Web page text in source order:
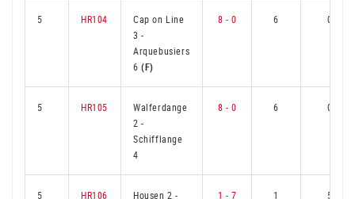
5 HR104
Cap on Line
3-
Arquebusiers
6(F)
8 - 0 6 0
5 HR105
Walferdange
2-
Schifflange
4
8 - 0 6 0
5 HR106 Housen 2-
1 - 7 1 5